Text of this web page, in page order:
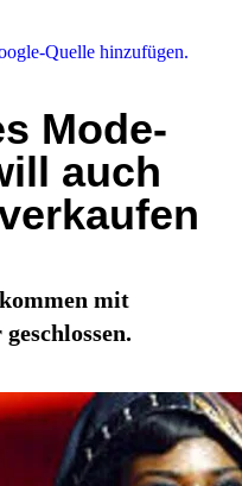
Quelle hinzufügen.
Mode-
auch
mit